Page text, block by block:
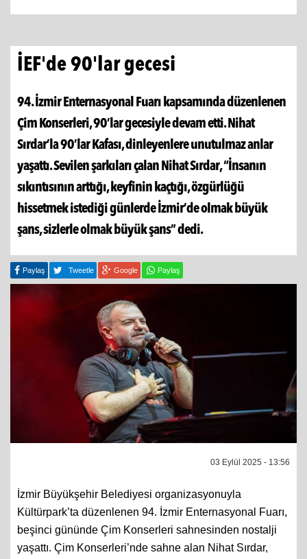
İEF'de 90'lar gecesi
94. İzmir Enternasyonal Fuarı kapsamında düzenlenen
Çim Konserleri, 90’lar gecesiyle devam etti. Nihat
Sırdar’la 90’lar Kafası, dinleyenlere unutulmaz anlar
yaşattı. Sevilen şarkıları çalan Nihat Sırdar, “İnsanın
sıkıntısının arttığı, keyfinin kaçtığı, özgürlüğü
hissetmek istediği günlerde İzmir’de olmak büyük
şans, sizlerle olmak büyük şans” dedi.
Paylaş Tweetle Google Paylaş
03 Eylül 2025 - 13:56
İzmir Büyükşehir Belediyesi organizasyonuyla
Kültürpark’ta düzenlenen 94. İzmir Enternasyonal Fuarı,
beşinci gününde Çim Konserleri sahnesinden nostalji
yaşattı. Çim Konserleri’nde sahne alan Nihat Sırdar,